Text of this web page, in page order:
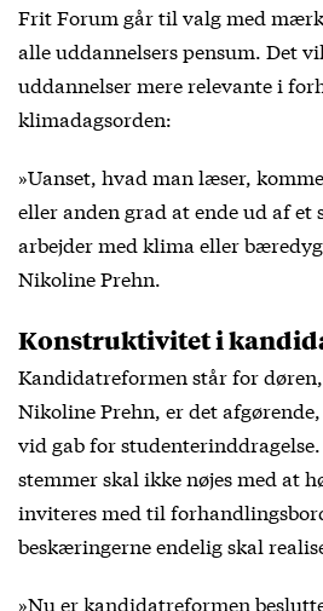
Frit Forum går til valg med
alle uddannelsers pensum. Det
uddannelser mere relevante i
klimadagsorden:
»Uanset, hvad man læser,
eller anden grad at ende ud af et
arbejder med klima eller
Nikoline Prehn.
Konstruktivitet i
Kandidatreformen står for
Nikoline Prehn, er det
vid gab for
stemmer skal ikke nøjes med at
inviteres med til
beskæringerne endelig skal
»Nu er kandidatreformen